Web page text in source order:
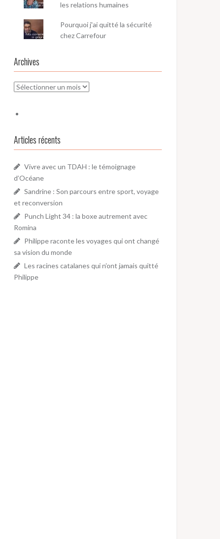
les relations humaines
Pourquoi j'ai quitté la sécurité
chez Carrefour
Archives
Archives
Articles récents
Vivre avec un TDAH : le témoignage
d’Océane
Sandrine : Son parcours entre sport, voyage
et reconversion
Punch Light 34 : la boxe autrement avec
Romina
Philippe raconte les voyages qui ont changé
sa vision du monde
Les racines catalanes qui n’ont jamais quitté
Philippe